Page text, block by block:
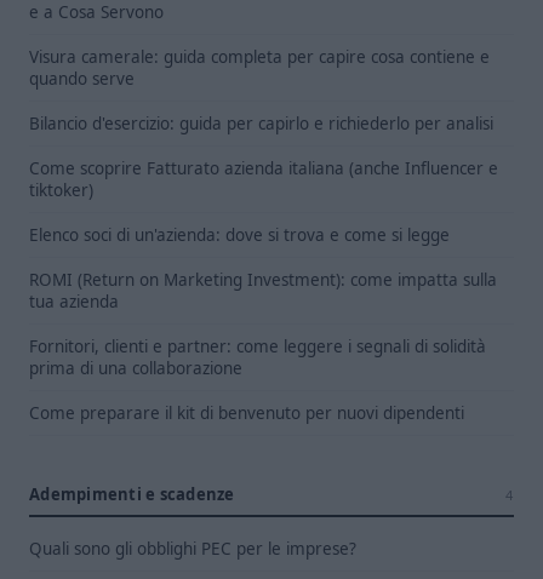
e a Cosa Servono
Visura camerale: guida completa per capire cosa contiene e
quando serve
Bilancio d'esercizio: guida per capirlo e richiederlo per analisi
Come scoprire Fatturato azienda italiana (anche Influencer e
tiktoker)
Elenco soci di un'azienda: dove si trova e come si legge
ROMI (Return on Marketing Investment): come impatta sulla
tua azienda
Fornitori, clienti e partner: come leggere i segnali di solidità
prima di una collaborazione
Come preparare il kit di benvenuto per nuovi dipendenti
Adempimenti e scadenze 4
Quali sono gli obblighi PEC per le imprese?